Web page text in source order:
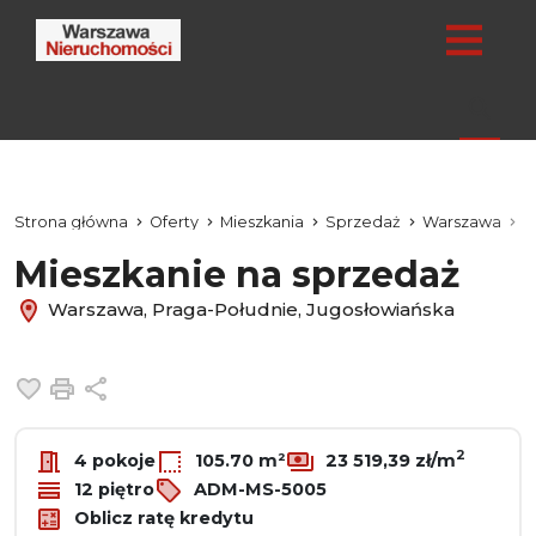
Strona główna Oferty Mieszkania Sprzedaż Warszawa
Mieszkanie na sprzedaż
Warszawa, Praga-Południe, Jugosłowiańska
Dodaj do ulubionych
Drukuj
4 pokoje 105.70 m² 23 519,39 zł/m2
12 piętro
ADM-MS-5005
Oblicz ratę kredytu